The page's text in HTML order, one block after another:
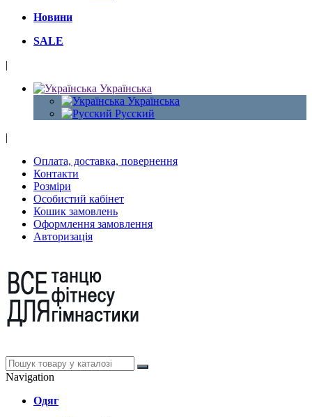
Новини
SALE
|
Українська
Українська
Русский
|
Оплата, доставка, повернення
Контакти
Розміри
Особистий кабінет
Кошик замовлень
Оформлення замовлення
Авторизація
Navigation
Одяг